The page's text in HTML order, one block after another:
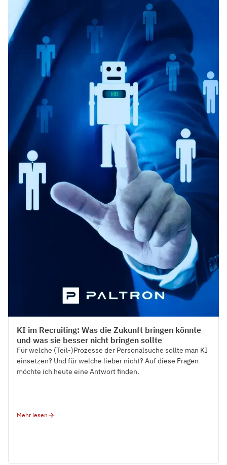
KI im Recruiting: Was die Zukunft bringen könnte
und was sie besser nicht bringen sollte
Für welche (Teil-)Prozesse der Personalsuche sollte man KI
einsetzen? Und für welche lieber nicht? Auf diese Fragen
möchte ich heute eine Antwort finden.
Mehr lesen